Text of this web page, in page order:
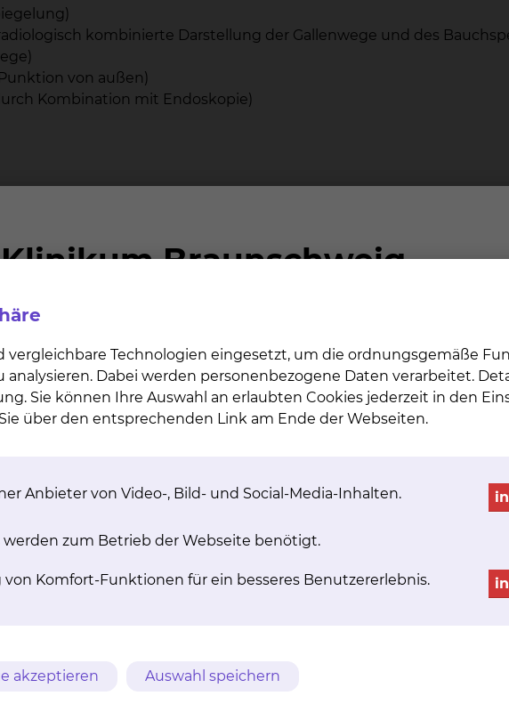
kombinierte Darstellung der Gallenwege und des
von außen)
Kombination mit Endoskopie)
bei Achalasie
Gummibandligatur
Komplikationen
Stenteinlage
vergleichbare Technologien eingesetzt, um die ordnungsgemäße
Dabei werden personenbezogene Daten verarbeitet.
Sie können Ihre Auswahl an erlaubten Cookies jederzeit in den
über den entsprechenden Link am Ende der Webseiten.
Anbieter von Video-, Bild- und Social-Media-Inhalten.
werden zum Betrieb der Webseite benötigt.
Komfort-Funktionen für ein besseres Benutzererlebnis.
akzeptieren Auswahl speichern